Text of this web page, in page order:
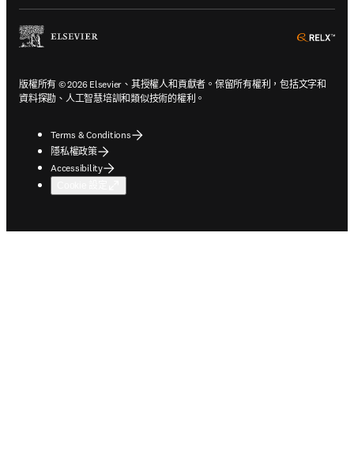
版權所有 © 2026 Elsevier、其授權人和貢獻者。保留所有權利，包括文字和
資料探勘、人工智慧培訓和類似技術的權利。
Terms & Conditions
隱私權政策
Accessibility